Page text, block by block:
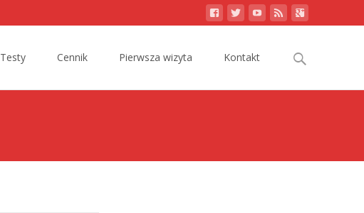
Testy Cennik Pierwsza wizyta Kontakt
Search